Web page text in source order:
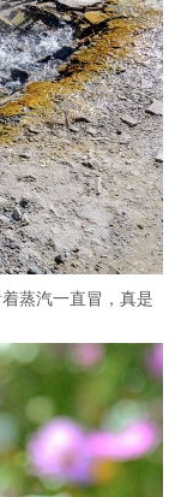
蒸汽一直冒，真是